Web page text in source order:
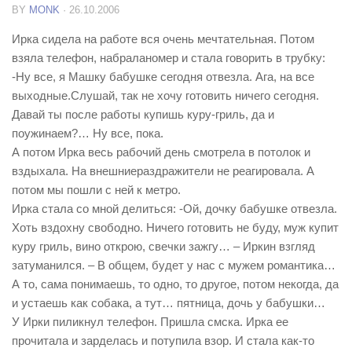
BY MONK · 26.10.2006
Ирка сидела на работе вся очень мечтательная. Потом
взяла телефон, набраланомер и стала говорить в трубку:
-Ну все, я Машку бабушке сегодня отвезла. Ага, на все
выходные.Слушай, так не хочу готовить ничего сегодня.
Давай ты после работы купишь куру-гриль, да и
поужинаем?… Ну все, пока.
А потом Ирка весь рабочий день смотрела в потолок и
вздыхала. На внешниераздражители не реагировала. А
потом мы пошли с ней к метро.
Ирка стала со мной делиться: -Ой, дочку бабушке отвезла.
Хоть вздохну свободно. Ничего готовить не буду, муж купит
куру гриль, вино открою, свечки зажгу… – Иркин взгляд
затуманился. – В общем, будет у нас с мужем романтика…
А то, сама понимаешь, то одно, то другое, потом некогда, да
и устаешь как собака, а тут… пятница, дочь у бабушки…
У Ирки пиликнул телефон. Пришла смска. Ирка ее
прочитала и зарделась и потупила взор. И стала как-то